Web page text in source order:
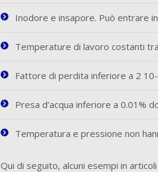
Inodore e insapore. Può entrare
Temperature di lavoro costanti
Fattore di perdita inferiore a 2
Presa d’acqua inferiore a 0.01%
Temperatura e pressione non
Qui di seguito, alcuni esempi in